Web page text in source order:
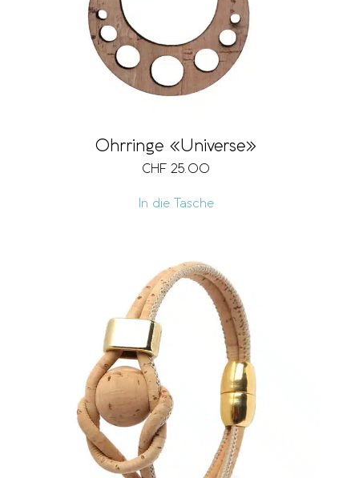
Ohrringe «Universe»
CHF 25.00
In die Tasche